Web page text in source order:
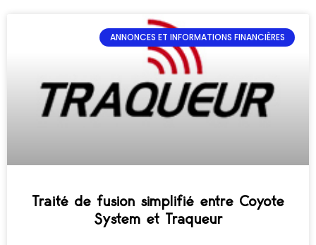
ANNONCES ET INFORMATIONS FINANCIÈRES
Traité de fusion simplifié entre Coyote
System et Traqueur